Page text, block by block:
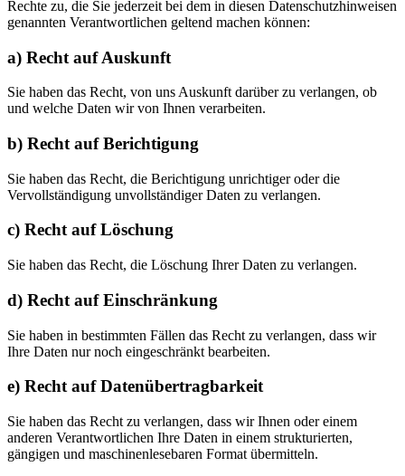
Rechte zu, die Sie jederzeit bei dem in diesen Datenschutzhinweisen
genannten Verantwortlichen geltend machen können:
a) Recht auf Auskunft
Sie haben das Recht, von uns Auskunft darüber zu verlangen, ob
und welche Daten wir von Ihnen verarbeiten.
b) Recht auf Berichtigung
Sie haben das Recht, die Berichtigung unrichtiger oder die
Vervollständigung unvollständiger Daten zu verlangen.
c) Recht auf Löschung
Sie haben das Recht, die Löschung Ihrer Daten zu verlangen.
d) Recht auf Einschränkung
Sie haben in bestimmten Fällen das Recht zu verlangen, dass wir
Ihre Daten nur noch eingeschränkt bearbeiten.
e) Recht auf Datenübertragbarkeit
Sie haben das Recht zu verlangen, dass wir Ihnen oder einem
anderen Verantwortlichen Ihre Daten in einem strukturierten,
gängigen und maschinenlesebaren Format übermitteln.